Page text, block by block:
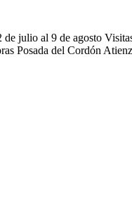
julio al 9 de agosto
Posada del Cordón